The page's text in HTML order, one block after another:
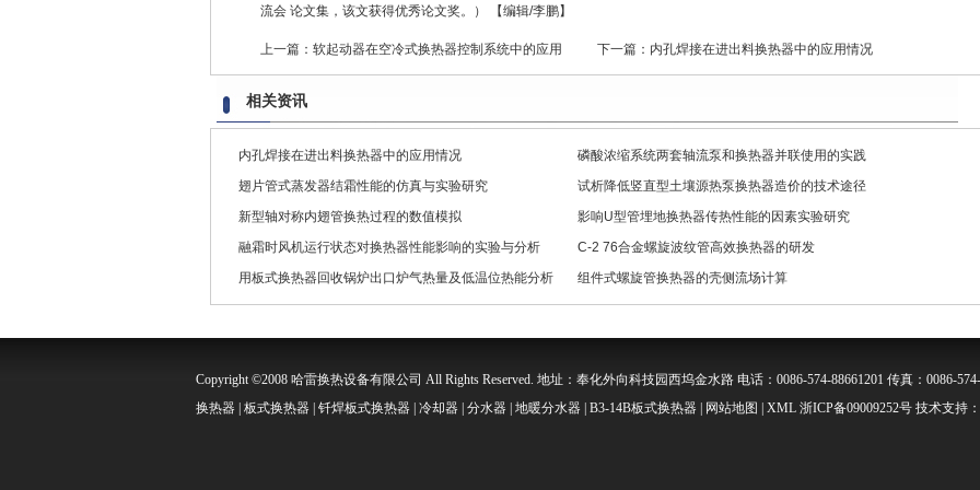
流会 论文集，该文获得优秀论文奖。） 【编辑/李鹏】
上一篇： 软起动器在空冷式换热器控制系统中的应用 下一篇： 内孔焊接在进出料换热器中的应用情况
相关资讯
内孔焊接在进出料换热器中的应用情况
磷酸浓缩系统两套轴流泵和换热器并联使用的实践
翅片管式蒸发器结霜性能的仿真与实验研究
试析降低竖直型土壤源热泵换热器造价的技术途径
新型轴对称内翅管换热过程的数值模拟
影响U型管埋地换热器传热性能的因素实验研究
融霜时风机运行状态对换热器性能影响的实验与分析
C-2 76合金螺旋波纹管高效换热器的研发
用板式换热器回收锅炉出口炉气热量及低温位热能分析
组件式螺旋管换热器的壳侧流场计算
Copyright ©2008 哈雷换热设备有限公司 All Rights Reserved. 地址：奉化外向科技园西坞金水路 电话：0086-574-88661201 传真：0086-
换热器 | 板式换热器 | 钎焊板式换热器 | 冷却器 | 分水器 | 地暖分水器 | B3-14B板式换热器 |
网站地图 XML 浙ICP备09009252号 技术支持